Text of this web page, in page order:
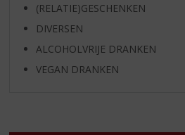
(RELATIE)GESCHENKEN
DIVERSEN
ALCOHOLVRIJE DRANKEN
VEGAN DRANKEN